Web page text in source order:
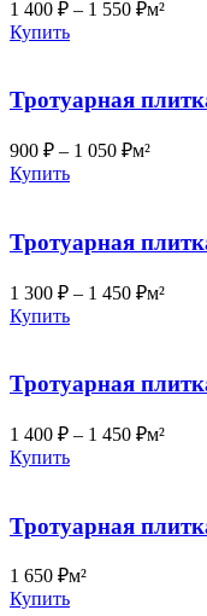
1 400 ₽ – 1 550 ₽м²
Купить
Тротуарная
900 ₽ – 1 050 ₽м²
Купить
Тротуарная
1 300 ₽ – 1 450 ₽м²
Купить
Тротуарная
1 400 ₽ – 1 450 ₽м²
Купить
Тротуарная
1 650 ₽м²
Купить